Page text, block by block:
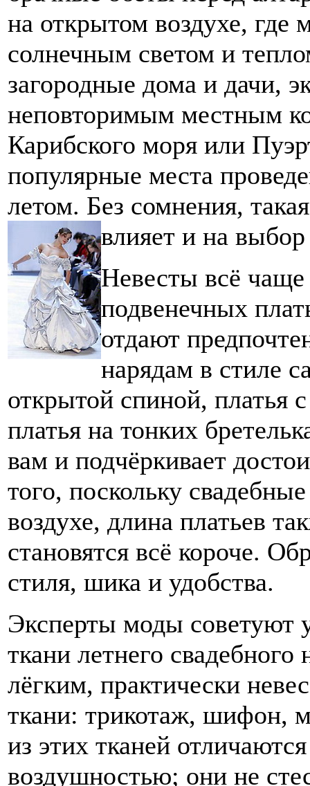
на открытом воздухе, где
солнечным светом и
загородные дома и дачи,
неповторимым местным
Карибского моря или
популярные места
летом. Без сомнения,
влияет и на выбор
Невесты всё
подвенечных
отдают
нарядам в стиле
открытой спиной, платья
платья на тонких
вам и подчёркивает
того, поскольку
воздухе, длина платьев
становятся всё короче.
стиля, шика и удобства.
Эксперты моды советуют
ткани летнего
лёгким, практически
ткани: трикотаж, шифон,
из этих тканей
воздушностью; они не